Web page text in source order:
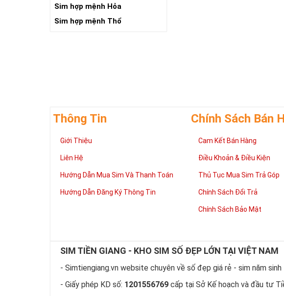
Sim hợp mệnh Hỏa
Sim hợp mệnh Thổ
Những người là chủ nhân của
mệnh tốt, dễ dàng đạt được điều
Phát triển trong sự nghiệp
hàng ngày của con người đều cần
làm việc đỡ vất vả hơn.
Thể hiện “Đẳng cấp”
hữu dòng sim này chủ nhân không
Thông Tin
Giới Thiệu
Liên Hệ
Hướng Dẫn Mua Sim Và Thanh Toán
Hướng Dẫn Đăng Ký Thông Tin
Chính Sách Bán
Cam Kết Bán Hàng
Điều Khoản & Điều Kiện
Thủ Tục Mua Sim Trả Góp
Chính Sách Đổi Trả
Chính Sách Bảo Mật
SIM TIỀN GIANG - KHO SIM SỐ ĐẸP LỚN TẠI VIỆT NAM
- Simtiengiang.vn website chuyên về số đẹp giá rẻ - sim năm sinh
- Giấy phép KD số: 1201556769 cấp tại Sở Kế hoạch và đầu tư